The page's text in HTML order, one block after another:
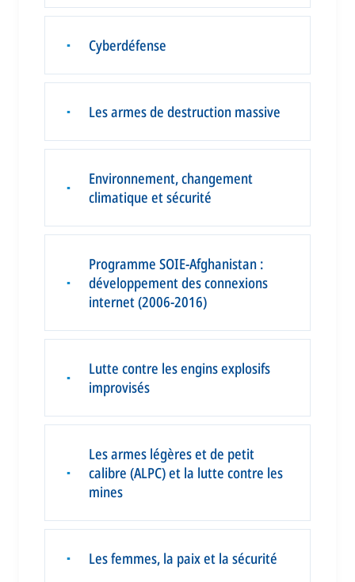
▪ Cyberdéfense
▪ Les armes de destruction massive
▪
Environnement, changement
climatique et sécurité
▪
Programme SOIE-Afghanistan :
développement des connexions
internet (2006-2016)
▪
Lutte contre les engins explosifs
improvisés
▪
Les armes légères et de petit
calibre (ALPC) et la lutte contre les
mines
▪ Les femmes, la paix et la sécurité